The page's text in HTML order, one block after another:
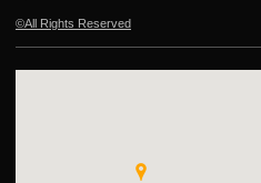
©All Rights Reserved